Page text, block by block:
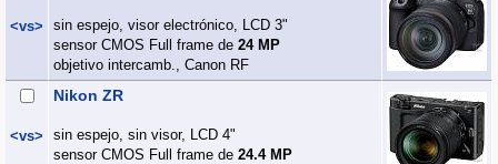
<vs>
sin espejo, visor electrónico, LCD 3"
sensor CMOS Full frame de 24 MP
objetivo intercamb., Canon RF
<vs>
Nikon ZR
sin espejo, sin visor, LCD 4"
sensor CMOS Full frame de 24.4 MP